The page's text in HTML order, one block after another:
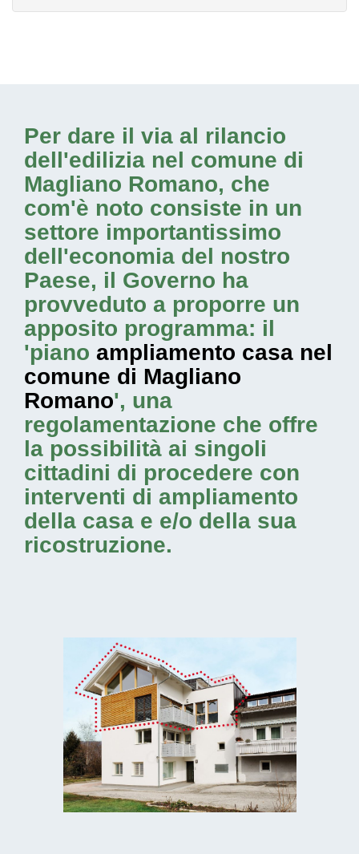
Per dare il via al rilancio
dell'edilizia nel comune di
Magliano Romano, che
com'è noto consiste in un
settore importantissimo
dell'economia del nostro
Paese, il Governo ha
provveduto a proporre un
apposito programma: il
'piano ampliamento casa nel
comune di Magliano
Romano', una
regolamentazione che offre
la possibilità ai singoli
cittadini di procedere con
interventi di ampliamento
della casa e e/o della sua
ricostruzione.